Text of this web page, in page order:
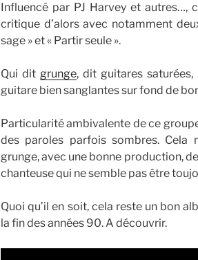
Influencé par PJ Harvey et autres…,
critique d’alors avec notamment
sage » et « Partir seule ».
Qui dit grunge, dit guitares
guitare bien sanglantes sur fond de
Particularité ambivalente de ce
des paroles parfois sombres. Cela
grunge, avec une bonne production,
chanteuse qui ne semble pas être
Quoi qu’il en soit, cela reste un bon
la fin des années 90. A découvrir.